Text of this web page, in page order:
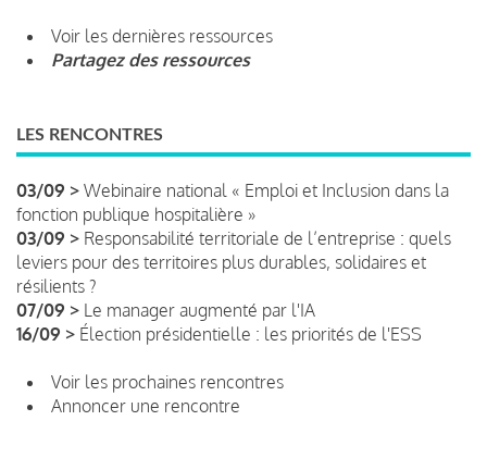
Voir les dernières ressources
Partagez des ressources
LES RENCONTRES
03/09 > Webinaire national « Emploi et Inclusion dans la
fonction publique hospitalière »
03/09 > Responsabilité territoriale de l’entreprise : quels
leviers pour des territoires plus durables, solidaires et
résilients ?
07/09 > Le manager augmenté par l'IA
16/09 > Élection présidentielle : les priorités de l'ESS
Voir les prochaines rencontres
Annoncer une rencontre